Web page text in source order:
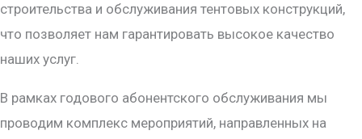
строительства и обслуживания тентовых конструкций,
что позволяет нам гарантировать высокое качество
наших услуг.
В рамках годового абонентского обслуживания мы
проводим комплекс мероприятий, направленных на